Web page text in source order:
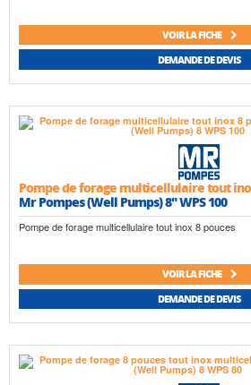
VOIR LA FICHE
DEMANDE DE DEVIS
Pompe de forage multicellulaire tout
Mr Pompes (Well Pumps) 8" WPS 100
Pompe de forage multicellulaire tout inox 8 pouces
VOIR LA FICHE
DEMANDE DE DEVIS